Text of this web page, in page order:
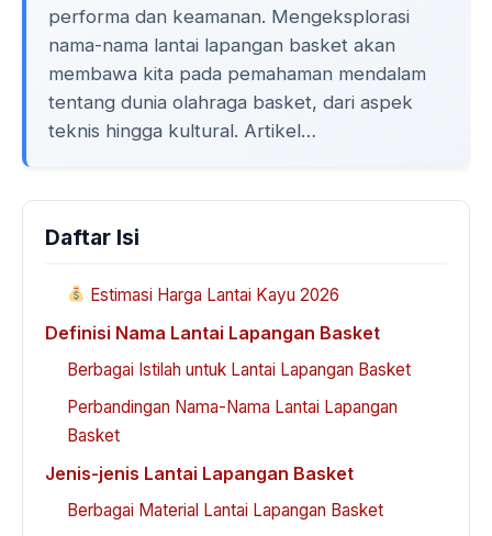
performa dan keamanan. Mengeksplorasi
nama-nama lantai lapangan basket akan
membawa kita pada pemahaman mendalam
tentang dunia olahraga basket, dari aspek
teknis hingga kultural. Artikel…
Daftar Isi
Estimasi Harga Lantai Kayu 2026
Definisi Nama Lantai Lapangan Basket
Berbagai Istilah untuk Lantai Lapangan Basket
Perbandingan Nama-Nama Lantai Lapangan
Basket
Jenis-jenis Lantai Lapangan Basket
Berbagai Material Lantai Lapangan Basket